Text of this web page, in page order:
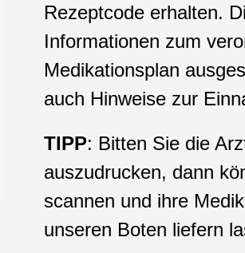
Rezeptcode erhalten.
Informationen zum
Medikationsplan
auch Hinweise zur
TIPP: Bitten Sie die
auszudrucken, dann
scannen und ihre
unseren Boten liefern